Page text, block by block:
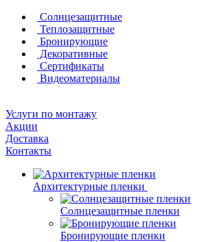
Солнцезащитные
Теплозащитные
Бронирующие
Декоративные
Сертификаты
Видеоматериалы
Услуги по монтажу
Акции
Доставка
Контакты
Архитектурные пленки
Солнцезащитные пленки
Бронирующие пленки